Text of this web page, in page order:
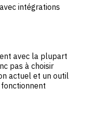
intégrations
avec la plupart
pas à choisir
actuel et un outil